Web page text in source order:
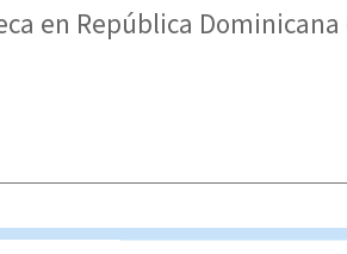
en República